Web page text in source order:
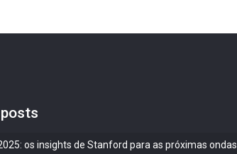
os insights de Stanford para as próximas ondas